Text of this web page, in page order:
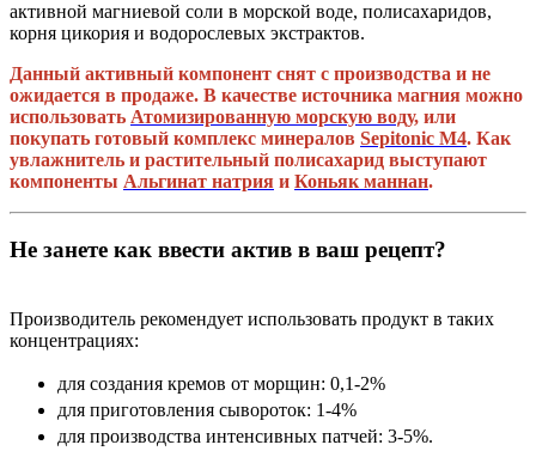
активной магниевой соли в морской воде, полисахаридов,
корня цикория и водорослевых экстрактов.
Данный активный компонент снят с производства и не
ожидается в продаже. В качестве источника магния можно
использовать Атомизированную морскую воду, или
покупать готовый комплекс минералов Sepitonic M4. Как
увлажнитель и растительный полисахарид выступают
компоненты Альгинат натрия и Коньяк маннан.
Не занете как ввести актив в ваш рецепт?
Производитель рекомендует использовать продукт в таких
концентрациях:
для создания кремов от морщин: 0,1-2%
для приготовления сывороток: 1-4%
для производства интенсивных патчей: 3-5%.